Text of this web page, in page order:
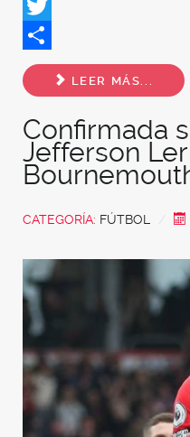
Facebook
Twitter
Share
LEER MÁS...
Confirmada
Jefferson
CATEGORÍA: FÚTBOL